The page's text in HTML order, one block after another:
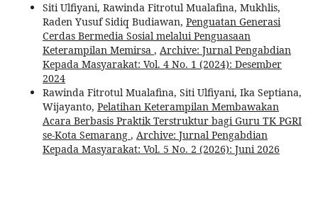
Siti Ulfiyani, Rawinda Fitrotul Mualafina, Mukhlis,
Raden Yusuf Sidiq Budiawan, Penguatan Generasi
Cerdas Bermedia Sosial melalui Penguasaan
Keterampilan Memirsa , Archive: Jurnal Pengabdian
Kepada Masyarakat: Vol. 4 No. 1 (2024): Desember
2024
Rawinda Fitrotul Mualafina, Siti Ulfiyani, Ika Septiana,
Wijayanto, Pelatihan Keterampilan Membawakan
Acara Berbasis Praktik Terstruktur bagi Guru TK PGRI
se-Kota Semarang , Archive: Jurnal Pengabdian
Kepada Masyarakat: Vol. 5 No. 2 (2026): Juni 2026